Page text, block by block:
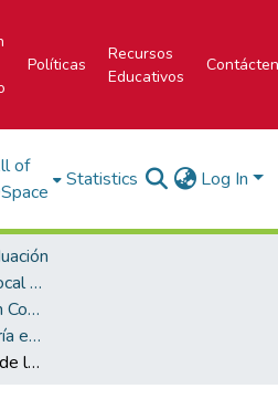
Políticas
Recursos
Educativos
of
Statistics Log In
Campus Tecnológico Local San Carlos
Carrera de Ingeniería en Computación
Bachillerato en Ingeniería en Computación
Sistema de evaluación de la competividad de Pymes.